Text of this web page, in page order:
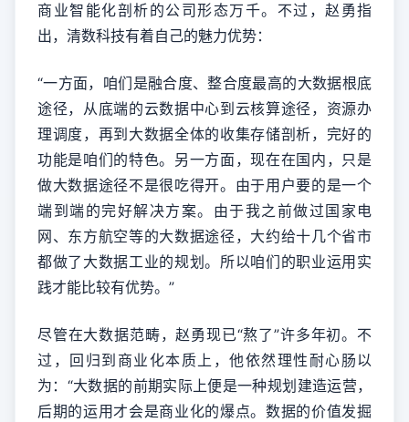
商业智能化剖析的公司形态万千。不过，赵勇指
出，清数科技有着自己的魅力优势：
“一方面，咱们是融合度、整合度最高的大数据根底
途径，从底端的云数据中心到云核算途径，资源办
理调度，再到大数据全体的收集存储剖析，完好的
功能是咱们的特色。另一方面，现在在国内，只是
做大数据途径不是很吃得开。由于用户要的是一个
端到端的完好解决方案。由于我之前做过国家电
网、东方航空等的大数据途径，大约给十几个省市
都做了大数据工业的规划。所以咱们的职业运用实
践才能比较有优势。”
尽管在大数据范畴，赵勇现已“熬了”许多年初。不
过，回归到商业化本质上，他依然理性耐心肠以
为：“大数据的前期实际上便是一种规划建造运营，
后期的运用才会是商业化的爆点。数据的价值发掘